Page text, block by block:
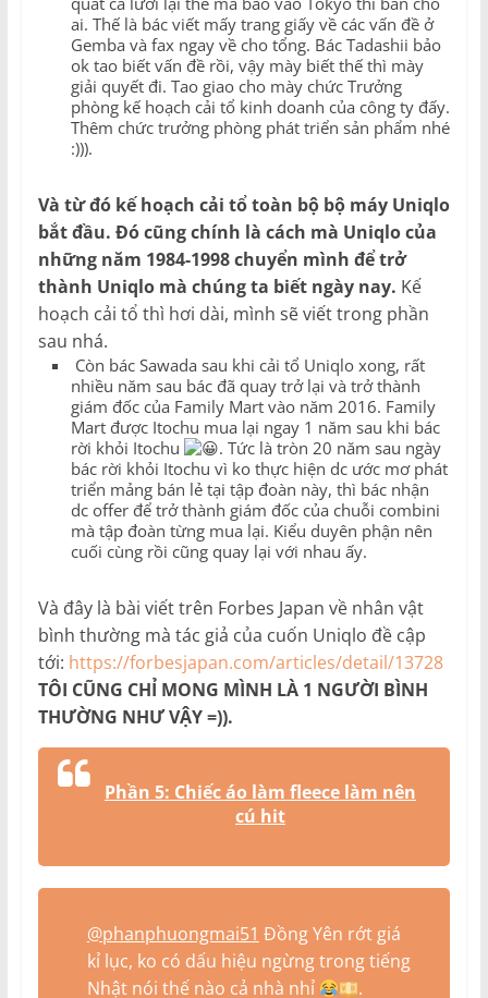
ai. Thế là bác viết mấy trang giấy về các vấn đề ở
Gemba và fax ngay về cho tổng. Bác Tadashii bảo
ok tao biết vấn đề rồi, vậy mày biết thế thì mày
giải quyết đi. Tao giao cho mày chức Trưởng
phòng kế hoạch cải tổ kinh doanh của công ty đấy.
Thêm chức trưởng phòng phát triển sản phẩm nhé
:))).
Và từ đó kế hoạch cải tổ toàn bộ bộ máy Uniqlo
bắt đầu. Đó cũng chính là cách mà Uniqlo của
những năm 1984-1998 chuyển mình để trở
thành Uniqlo mà chúng ta biết ngày nay. Kế
hoạch cải tổ thì hơi dài, mình sẽ viết trong phần
sau nhá.
Còn bác Sawada sau khi cải tổ Uniqlo xong, rất
nhiều năm sau bác đã quay trở lại và trở thành
giám đốc của Family Mart vào năm 2016. Family
Mart được Itochu mua lại ngay 1 năm sau khi bác
rời khỏi Itochu
. Tức là tròn 20 năm sau ngày
bác rời khỏi Itochu vì ko thực hiện dc ước mơ phát
triển mảng bán lẻ tại tập đoàn này, thì bác nhận
dc offer để trở thành giám đốc của chuỗi combini
mà tập đoàn từng mua lại. Kiểu duyên phận nên
cuối cùng rồi cũng quay lại với nhau ấy.
Và đây là bài viết trên Forbes Japan về nhân vật
bình thường mà tác giả của cuốn Uniqlo đề cập
tới: https://forbesjapan.com/articles/detail/13728
TÔI CŨNG CHỈ MONG MÌNH LÀ 1 NGƯỜI BÌNH
THƯỜNG NHƯ VẬY =)).
Phần 5: Chiếc áo làm fleece làm nên
cú hit
@phanphuongmai51 Đồng Yên rớt giá
kỉ lục, ko có dấu hiệu ngừng trong tiếng
Nhật nói thế nào cả nhà nhỉ
.